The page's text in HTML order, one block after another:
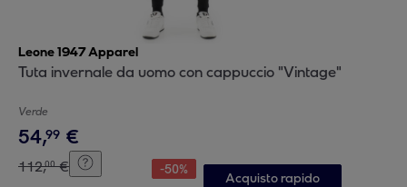
Leone 1947 Apparel
Tuta invernale da uomo con cappuccio "Vintage"
Verde
54,99 €
112,00 € -50%
Acquisto rapido